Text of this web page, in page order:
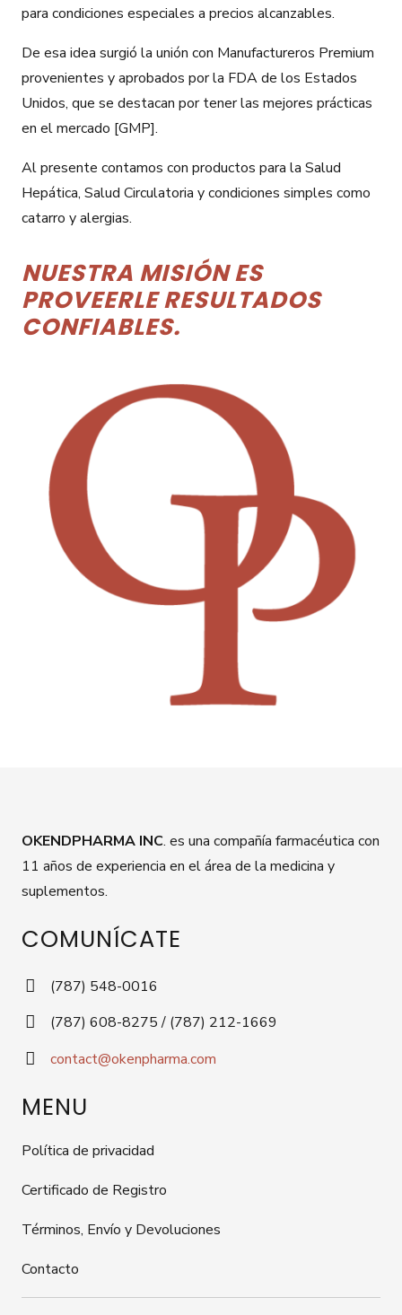
para condiciones especiales a precios alcanzables.
De esa idea surgió la unión con Manufactureros Premium
provenientes y aprobados por la FDA de los Estados
Unidos, que se destacan por tener las mejores prácticas
en el mercado [GMP].
Al presente contamos con productos para la Salud
Hepática, Salud Circulatoria y condiciones simples como
catarro y alergias.
NUESTRA MISIÓN ES
PROVEERLE RESULTADOS
CONFIABLES.
OKENDPHARMA INC. es una compañía farmacéutica con
11 años de experiencia en el área de la medicina y
suplementos.
COMUNÍCATE
(787) 548-0016
(787) 608-8275 / (787) 212-1669
contact@okenpharma.com
MENU
Política de privacidad
Certificado de Registro
Términos, Envío y Devoluciones
Contacto